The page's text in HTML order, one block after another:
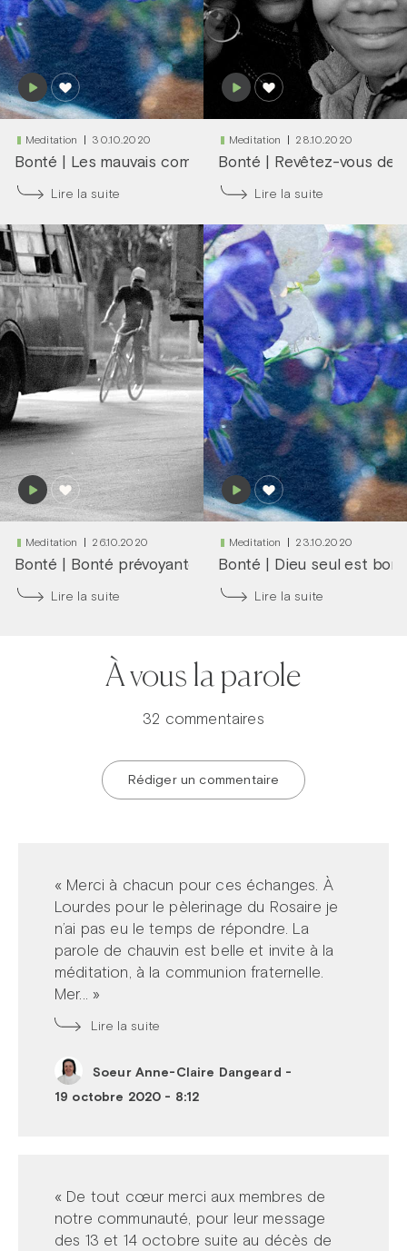
Meditation 30.10.2020
Bonté Les mauvais comme les bons
Lire la suite
Meditation 28.10.2020
Bonté Revêtez-vous de
Lire la suite
Meditation 26.10.2020
Bonté Bonté prévoyante
Lire la suite
Meditation 23.10.2020
Bonté Dieu seul est bon
Lire la suite
À vous la parole
32 commentaires
Rédiger un commentaire
« Merci à chacun pour ces échanges. À
Lourdes pour le pèlerinage du Rosaire je
n’ai pas eu le temps de répondre. La
parole de chauvin est belle et invite à la
méditation, à la communion fraternelle.
Mer... »
Lire la suite
Soeur Anne-Claire Dangeard -
19 octobre 2020 - 8:12
« De tout cœur merci aux membres de
notre communauté, pour leur message
des 13 et 14 octobre suite au décès de